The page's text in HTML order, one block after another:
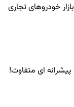
خودروهای تجاری